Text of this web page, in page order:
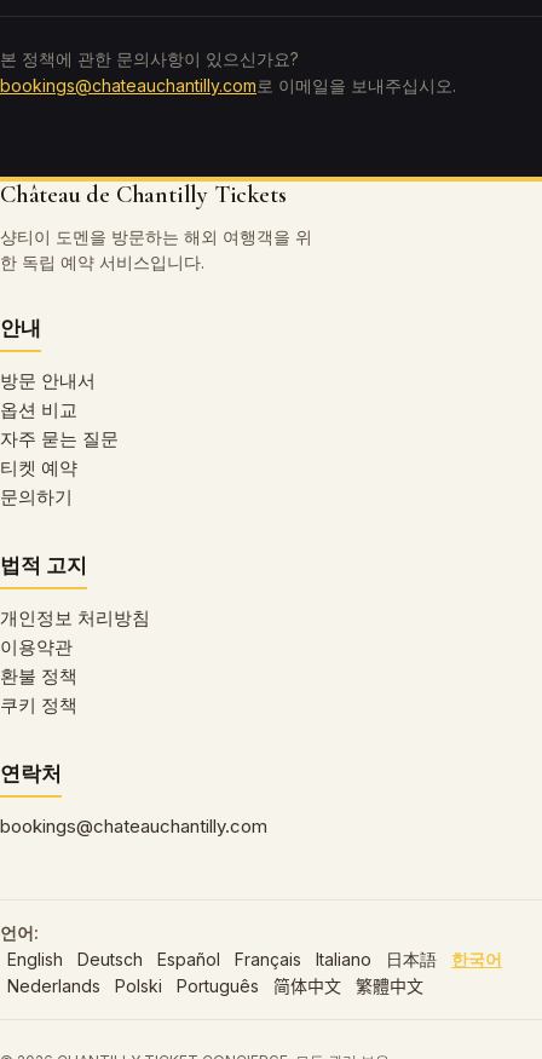
본 정책에 관한 문의사항이 있으신가요?
bookings@chateauchantilly.com로 이메일을 보내주십시오.
Château de Chantilly Tickets
샹티이 도멘을 방문하는 해외 여행객을 위
한 독립 예약 서비스입니다.
안내
방문 안내서
옵션 비교
자주 묻는 질문
티켓 예약
문의하기
법적 고지
개인정보 처리방침
이용약관
환불 정책
쿠키 정책
연락처
bookings@chateauchantilly.com
언어:
English
Deutsch Español Français Italiano 日本語
한국어
Nederlands
Polski Português 简体中文 繁體中文